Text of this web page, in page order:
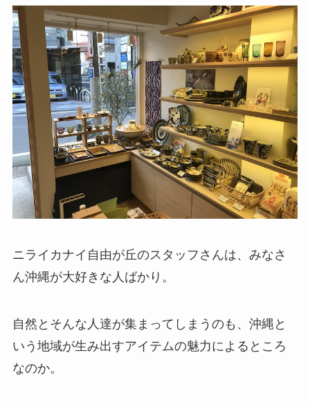
ニライカナイ自由が丘のスタッフさんは、みなさ
ん沖縄が大好きな人ばかり。
自然とそんな人達が集まってしまうのも、沖縄と
いう地域が生み出すアイテムの魅力によるところ
なのか。